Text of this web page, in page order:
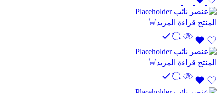
المنتج قراءة المزيد
المنتج قراءة المزيد